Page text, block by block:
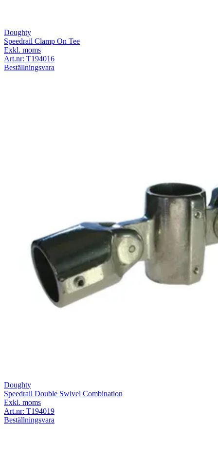
Doughty
Speedrail Clamp On Tee
Exkl. moms
Art.nr: T194016
Beställningsvara
Doughty
Speedrail Double Swivel Combination
Exkl. moms
Art.nr: T194019
Beställningsvara